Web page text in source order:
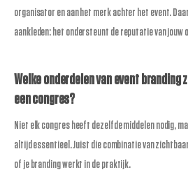
organisator en aan het merk achter het event.
aankleden: het ondersteunt de reputatie van jouw
Welke onderdelen van event branding
een congres?
Niet elk congres heeft dezelfde middelen nodig,
altijd essentieel. Juist die combinatie van
of je branding werkt in de praktijk.